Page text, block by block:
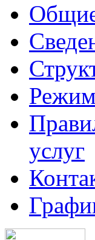
услуг